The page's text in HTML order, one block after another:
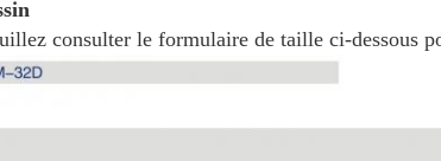
consulter le formulaire de taille ci-dessous